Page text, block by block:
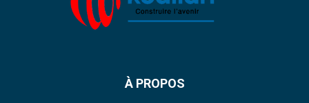
À PROPOS